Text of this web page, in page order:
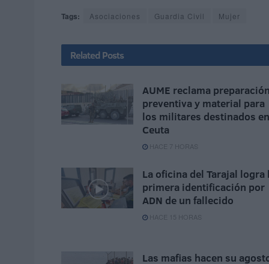
Tags: Asociaciones Guardia Civil Mujer
Related Posts
AUME reclama preparación
preventiva y material para
los militares destinados en
Ceuta
HACE 7 HORAS
La oficina del Tarajal logra
primera identificación por
ADN de un fallecido
HACE 15 HORAS
Las mafias hacen su